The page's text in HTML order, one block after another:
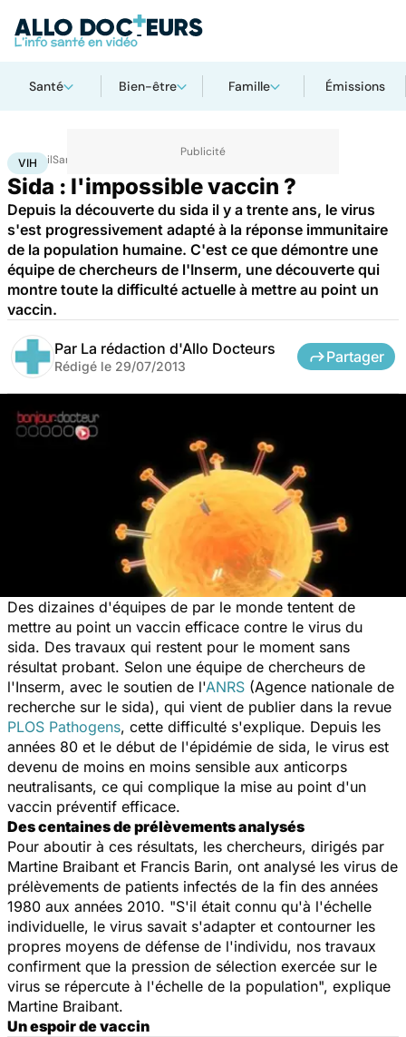
Santé Bien-être Famille Émissions
AccueilSanté
VIH
Sida : l'impossible vaccin ?
Depuis la découverte du sida il y a trente ans, le virus
s'est progressivement adapté à la réponse immunitaire
de la population humaine. C'est ce que démontre une
équipe de chercheurs de l'Inserm, une découverte qui
montre toute la difficulté actuelle à mettre au point un
vaccin.
Par La rédaction d'Allo Docteurs
Rédigé le 29/07/2013
Partager
Des dizaines d'équipes de par le monde tentent de
mettre au point un vaccin efficace contre le virus du
sida. Des travaux qui restent pour le moment sans
résultat probant. Selon une équipe de chercheurs de
l'Inserm, avec le soutien de l'ANRS (Agence nationale de
recherche sur le sida), qui vient de publier dans la revue
PLOS Pathogens, cette difficulté s'explique. Depuis les
années 80 et le début de l'épidémie de sida, le virus est
devenu de moins en moins sensible aux anticorps
neutralisants, ce qui complique la mise au point d'un
vaccin préventif efficace.
Des centaines de prélèvements analysés
Pour aboutir à ces résultats, les chercheurs, dirigés par
Martine Braibant et Francis Barin, ont analysé les virus de
prélèvements de patients infectés de la fin des années
1980 aux années 2010. "S'il était connu qu'à l'échelle
individuelle, le virus savait s'adapter et contourner les
propres moyens de défense de l'individu, nos travaux
confirment que la pression de sélection exercée sur le
virus se répercute à l'échelle de la population", explique
Martine Braibant.
Un espoir de vaccin